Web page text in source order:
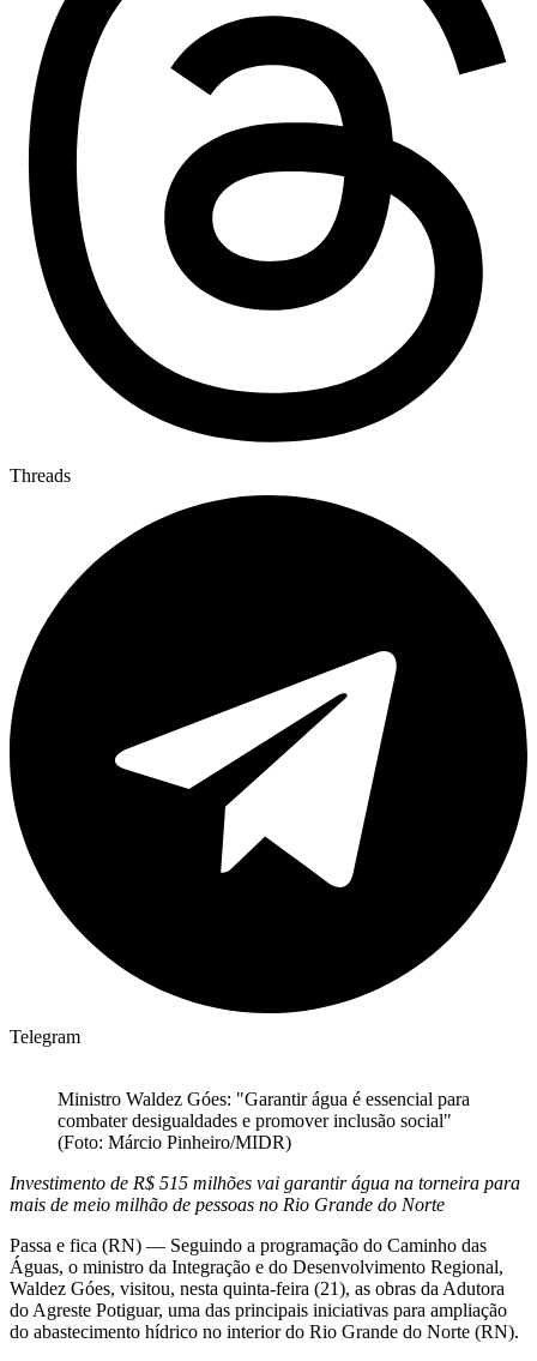
Threads
Telegram
Ministro Waldez Góes: "Garantir água é essencial para
combater desigualdades e promover inclusão social"
(Foto: Márcio Pinheiro/MIDR)
Investimento de R$ 515 milhões vai garantir água na torneira para
mais de meio milhão de pessoas no Rio Grande do Norte
Passa e fica (RN) — Seguindo a programação do Caminho das
Águas, o ministro da Integração e do Desenvolvimento Regional,
Waldez Góes, visitou, nesta quinta-feira (21), as obras da Adutora
do Agreste Potiguar, uma das principais iniciativas para ampliação
do abastecimento hídrico no interior do Rio Grande do Norte (RN).